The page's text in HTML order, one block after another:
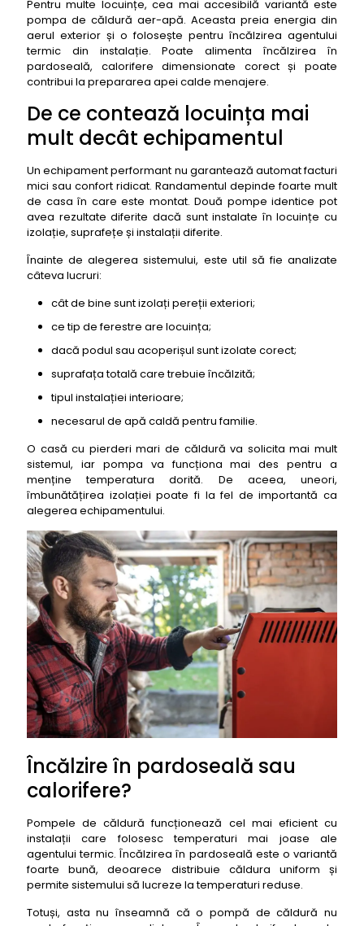
Pentru multe locuințe, cea mai accesibilă variantă este
pompa de căldură aer-apă. Aceasta preia energia din
aerul exterior și o folosește pentru încălzirea agentului
termic din instalație. Poate alimenta încălzirea în
pardoseală, calorifere dimensionate corect și poate
contribui la prepararea apei calde menajere.
De ce contează locuința mai
mult decât echipamentul
Un echipament performant nu garantează automat facturi
mici sau confort ridicat. Randamentul depinde foarte mult
de casa în care este montat. Două pompe identice pot
avea rezultate diferite dacă sunt instalate în locuințe cu
izolație, suprafețe și instalații diferite.
Înainte de alegerea sistemului, este util să fie analizate
câteva lucruri:
cât de bine sunt izolați pereții exteriori;
ce tip de ferestre are locuința;
dacă podul sau acoperișul sunt izolate corect;
suprafața totală care trebuie încălzită;
tipul instalației interioare;
necesarul de apă caldă pentru familie.
O casă cu pierderi mari de căldură va solicita mai mult
sistemul, iar pompa va funcționa mai des pentru a
menține temperatura dorită. De aceea, uneori,
îmbunătățirea izolației poate fi la fel de importantă ca
alegerea echipamentului.
Încălzire în pardoseală sau
calorifere?
Pompele de căldură funcționează cel mai eficient cu
instalații care folosesc temperaturi mai joase ale
agentului termic. Încălzirea în pardoseală este o variantă
foarte bună, deoarece distribuie căldura uniform și
permite sistemului să lucreze la temperaturi reduse.
Totuși, asta nu înseamnă că o pompă de căldură nu